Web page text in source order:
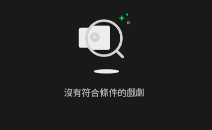
沒有符合條件的戲劇